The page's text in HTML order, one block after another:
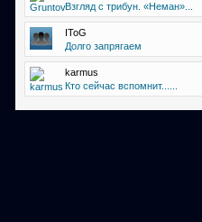
Взгляд с трибун. «Неман»...
IToG
Долго запрягаем
karmus
Кто сейчас вспомнит......